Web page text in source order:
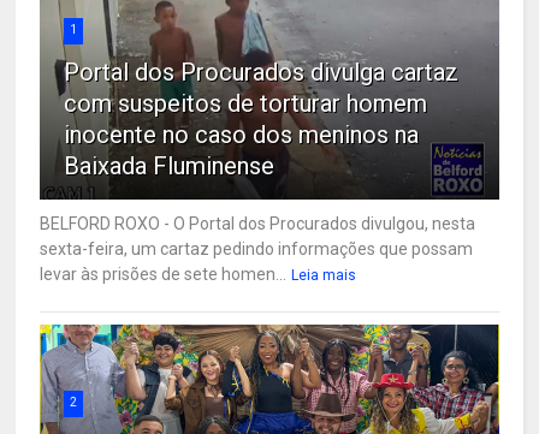
1
Portal dos Procurados divulga cartaz
com suspeitos de torturar homem
inocente no caso dos meninos na
Baixada Fluminense
BELFORD ROXO - O Portal dos Procurados divulgou, nesta
sexta-feira, um cartaz pedindo informações que possam
levar às prisões de sete homen... Leia mais
2